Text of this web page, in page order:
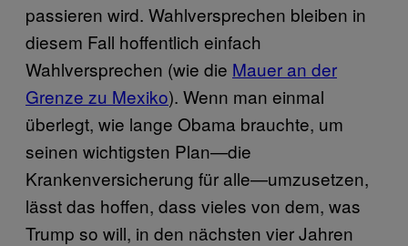
passieren wird. Wahlversprechen bleiben in
diesem Fall hoffentlich einfach
Wahlversprechen (wie die Mauer an der
Grenze zu Mexiko). Wenn man einmal
überlegt, wie lange Obama brauchte, um
seinen wichtigsten Plan—die
Krankenversicherung für alle—umzusetzen,
lässt das hoffen, dass vieles von dem, was
Trump so will, in den nächsten vier Jahren